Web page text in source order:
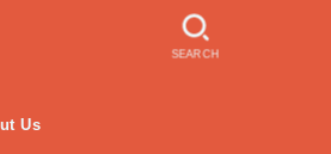
Us
SEARCH